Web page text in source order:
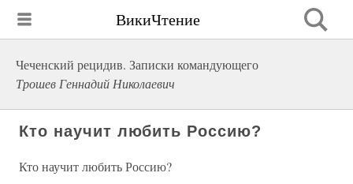
ВикиЧтение
Чеченский рецидив. Записки командующего
Трошев Геннадий Николаевич
Кто научит любить Россию?
Кто научит любить Россию?